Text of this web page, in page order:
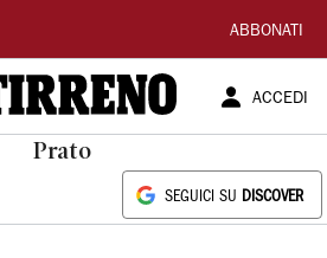
ABBONATI
ACCEDI
Prato
SEGUICI SU DISCOVER